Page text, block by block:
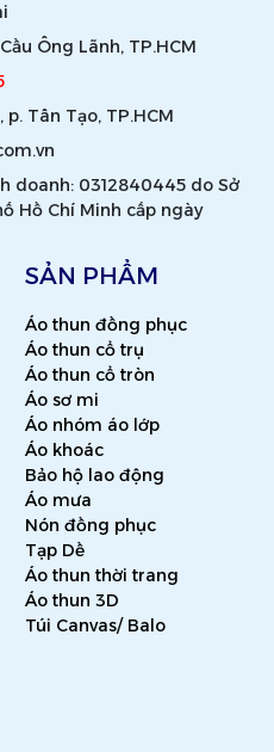
Ông Lãnh, TP.HCM
Tân Tạo, TP.HCM
doanh: 0312840445 do Sở
Hồ Chí Minh cấp ngày
SẢN PHẨM
Áo thun đồng phục
Áo thun cổ trụ
Áo thun cổ tròn
Áo sơ mi
Áo nhóm áo lớp
Áo khoác
Bảo hộ lao động
Áo mưa
Nón đồng phục
Tạp Dề
Áo thun thời trang
Áo thun 3D
Túi Canvas/ Balo